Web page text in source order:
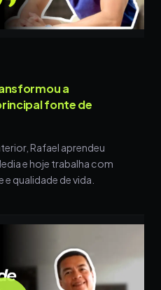
a
fonte de
Rafael aprendeu
e hoje trabalha com
qualidade de vida.